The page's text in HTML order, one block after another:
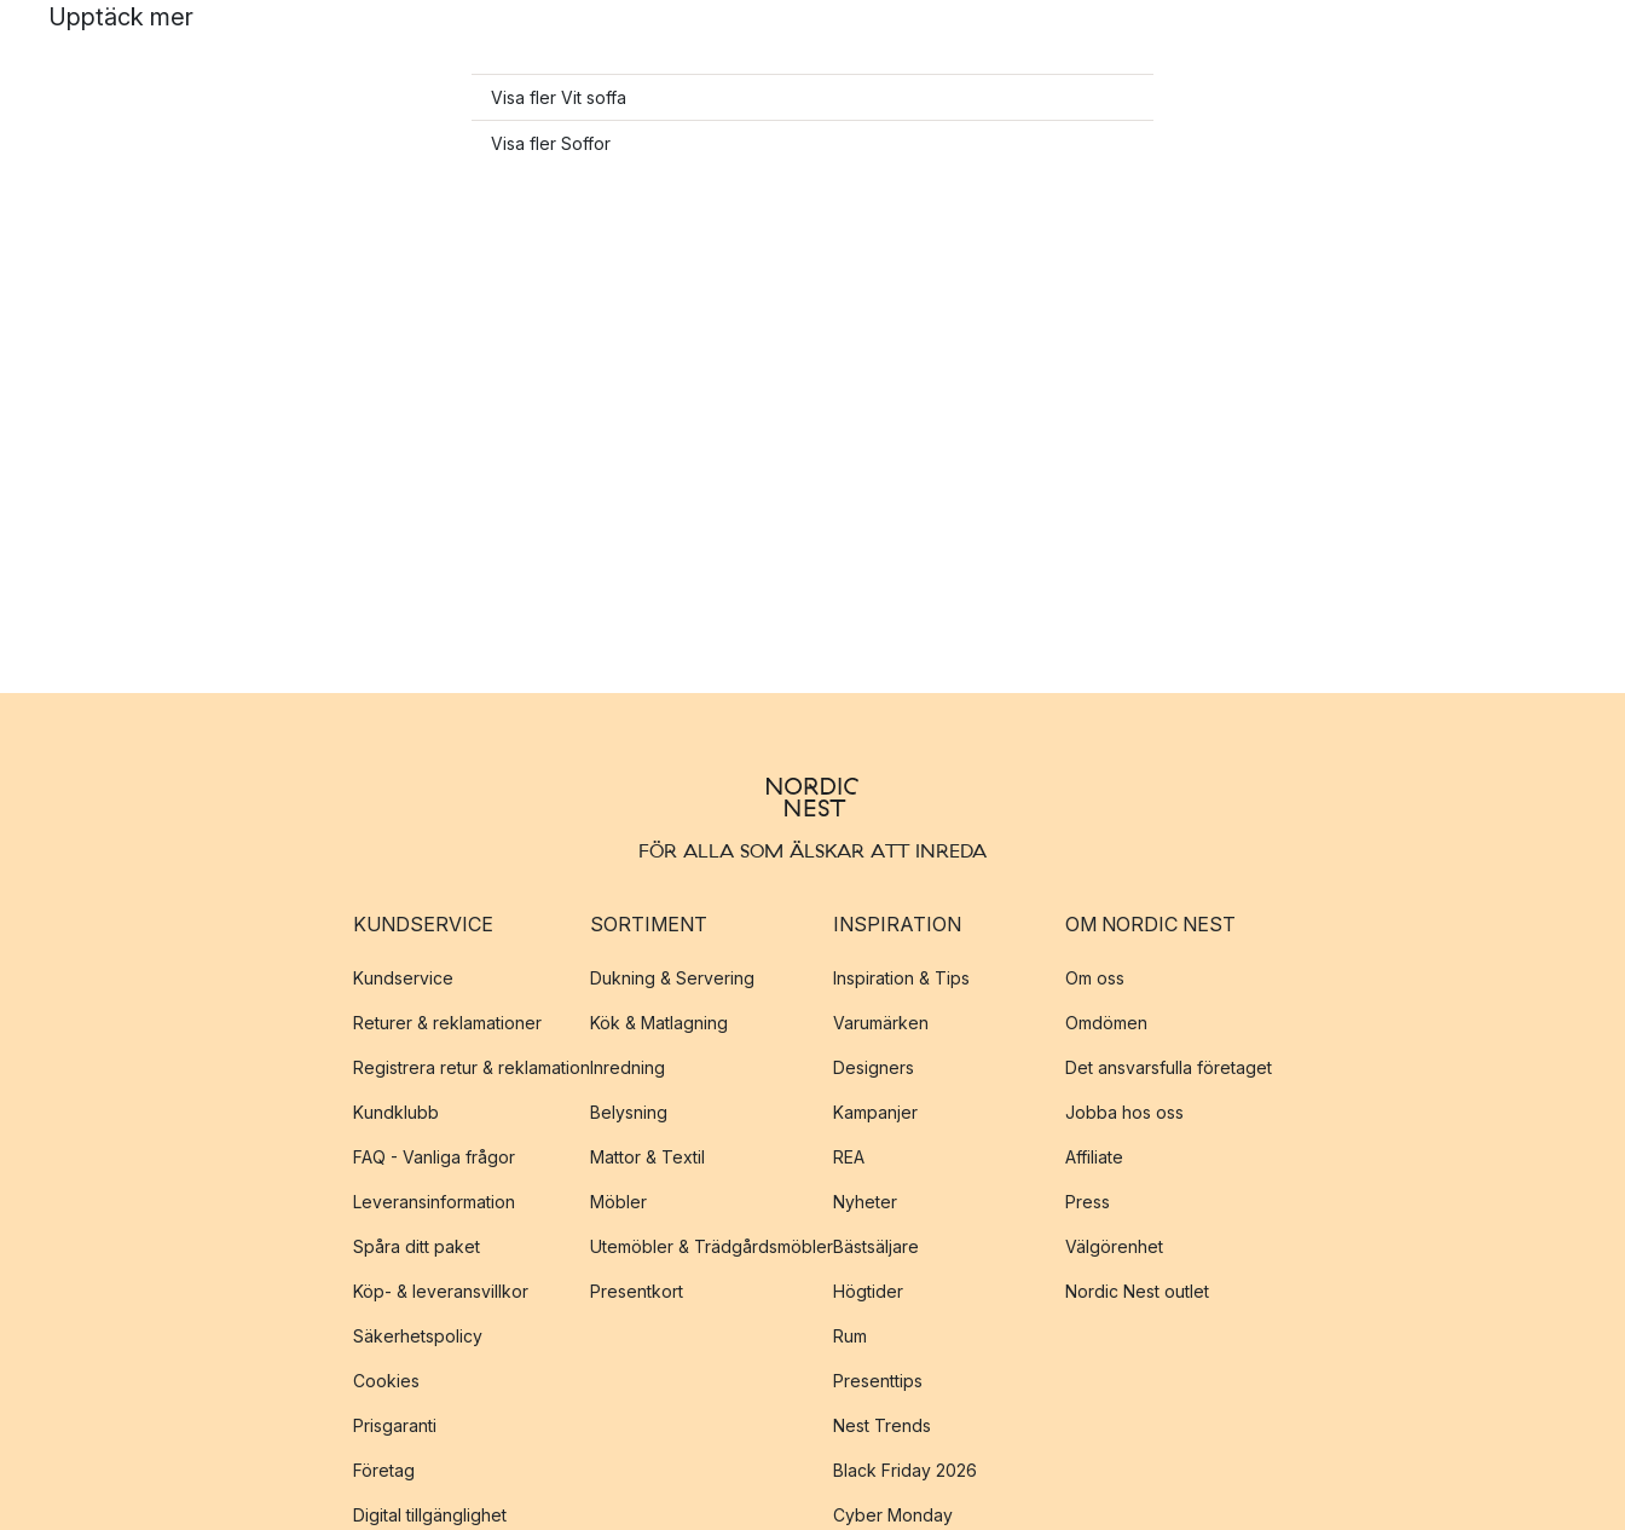
Upptäck mer
Visa fler Vit soffa
Visa fler Soffor
FÖR ALLA SOM ÄLSKAR ATT INREDA
KUNDSERVICE
Kundservice
Returer & reklamationer
Registrera retur & reklamation
Kundklubb
FAQ - Vanliga frågor
Leveransinformation
Spåra ditt paket
Köp- & leveransvillkor
Säkerhetspolicy
Cookies
Prisgaranti
Företag
Digital tillgänglighet
SORTIMENT
Dukning & Servering
Kök & Matlagning
Inredning
Belysning
Mattor & Textil
Möbler
Utemöbler & Trädgårdsmöbler
Presentkort
INSPIRATION
Inspiration & Tips
Varumärken
Designers
Kampanjer
REA
Nyheter
Bästsäljare
Högtider
Rum
Presenttips
Nest Trends
Black Friday 2026
Cyber Monday
OM NORDIC NEST
Om oss
Omdömen
Det ansvarsfulla företaget
Jobba hos oss
Affiliate
Press
Välgörenhet
Nordic Nest outlet